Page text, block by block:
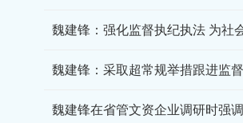
魏建锋：强化监督执纪执法 为社
魏建锋：采取超常规举措跟进监